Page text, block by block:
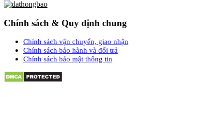
Chính sách & Quy định chung
Chính sách vận chuyển, giao nhận
Chính sách bảo hành và đổi trả
Chính sách bảo mật thông tin